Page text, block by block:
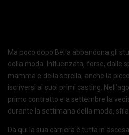
Ma poco dopo Bella abbandona gli
della moda. Influenzata, forse, dalle
mamma e della sorella, anche la
iscriversi ai suoi primi casting.
primo contratto e a settembre la
durante la settimana della moda,
Da qui la sua carriera è tutta in